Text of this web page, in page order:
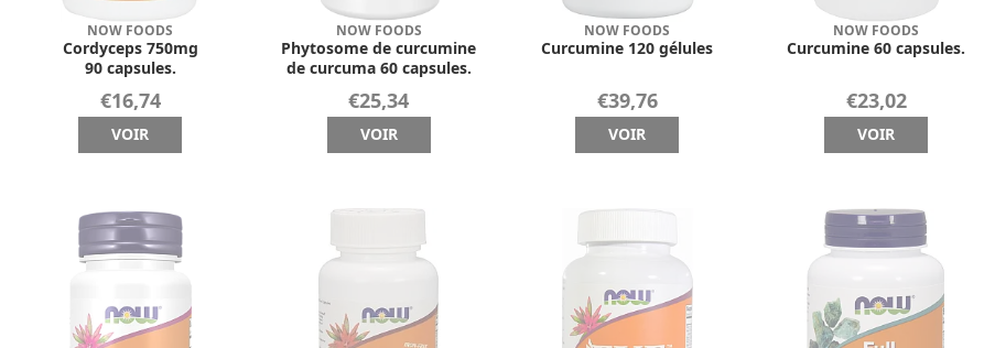
NOW FOODS
Cordyceps 750mg
90 capsules.
€16,74
VOIR
NOW FOODS
Phytosome de curcumine
de curcuma 60 capsules.
€25,34
VOIR
NOW FOODS
Curcumine 120 gélules
€39,76
VOIR
NOW FOODS
Curcumine 60 capsules.
€23,02
VOIR